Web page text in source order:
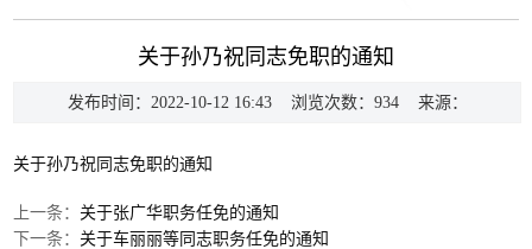
首页 >>信息公开>>人事师资信息>>
关于孙乃祝同志免职的通知
发布时间：2022-10-12 16:43 浏览次数： 934来源：
关于孙乃祝同志免职的通知
上一条： 关于张广华职务任免的通知
下一条： 关于车丽丽等同志职务任免的通知